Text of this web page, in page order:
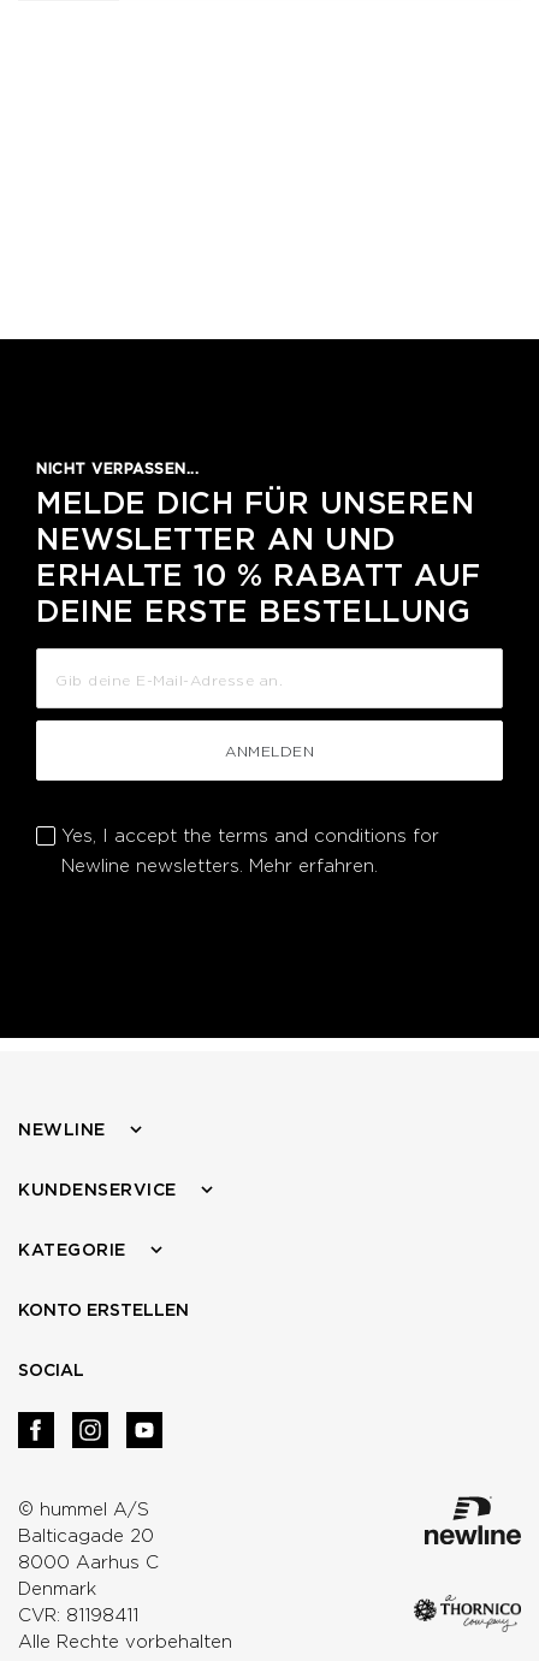
NICHT VERPASSEN...
MELDE DICH FÜR UNSEREN
NEWSLETTER AN UND
ERHALTE 10 % RABATT AUF
DEINE ERSTE BESTELLUNG
ANMELDEN
Yes, I accept the terms and conditions for
Newline newsletters. Mehr erfahren.
© hummel A/S
Balticagade 20
8000 Aarhus C
Denmark
CVR: 81198411
Alle Rechte vorbehalten
NEWLINE
KUNDENSERVICE
KATEGORIE
KONTO ERSTELLEN
SOCIAL